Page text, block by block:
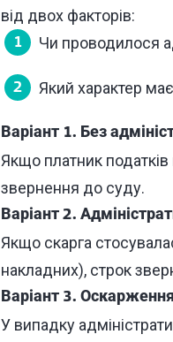
від двох факторів:
Чи проводилося
Який характер
Варіант 1. Без
Якщо платник податків
звернення до суду.
Варіант 2.
Якщо скарга
накладних), строк
Варіант 3.
У випадку